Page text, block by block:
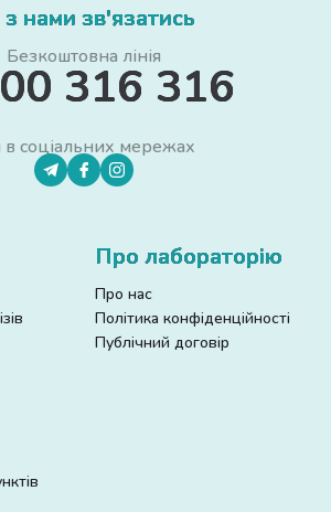
нами зв'язатись
Безкоштовна лінія
316 316
соціальних мережах
Про лабораторію
Про нас
Політика конфіденційності
Публічний договір